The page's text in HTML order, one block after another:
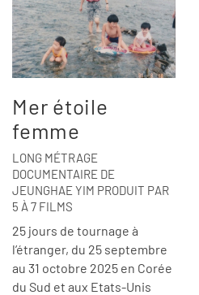
Mer étoile
femme
LONG MÉTRAGE
DOCUMENTAIRE DE
JEUNGHAE YIM PRODUIT PAR
5 À 7 FILMS
25 jours de tournage à
l’étranger, du 25 septembre
au 31 octobre 2025 en Corée
du Sud et aux Etats-Unis